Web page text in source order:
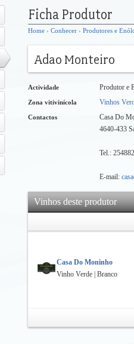
Home › Conhecer › Produtores e
Actividade Produtor e
Zona vitivinícola Vinhos
Contactos
Casa Do
4640-433
Tel.:
E-mail:
Vinhos deste produtor
Casa Do Moninho
Vinho Verde | Branco